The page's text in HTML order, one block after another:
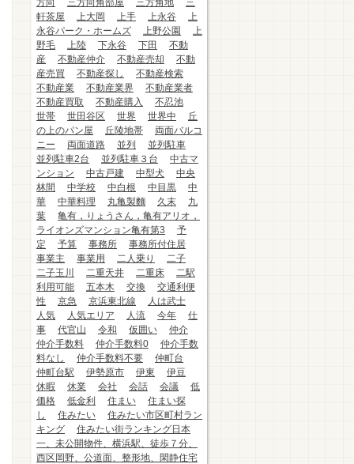
方向
三方向角部屋 三方角地
三
軒茶屋
上大岡 上手 上永谷
上
永谷パーク・ホームズ
上野公園
上
野毛
上陸 下永谷 下田
不動
産
不動産仲介 不動産売却
不動
産売買
不動産探し
不動産検索
不動産業
不動産業界
不動産業者
不動産買取
不動産購入
不忍池
世帯
世田谷区 世界 世界中
丘
の上のパン屋
丘陵地帯
両面バルコ
ニー
両面道路 並列
並列駐車
並列駐車2台
並列駐車３台
中古マ
ンション
中古戸建 中型犬
中央
林間
中学校 中白根 中目黒
中
華
中華料理 丸亀製麵 久末
九
葉
亀有，りょうさん，亀有アリオ，
ライオンズマンション亀有第3
予
定
予算 事務所
事務所付住居
事業主
事業用 二人乗り
二子
二子玉川
二重天井 二重床
二駅
利用可能
五本木 交換
交通利便
性
京急 京浜東北線
人は武士
人気
人気エリア 人流 今年
仕
事
代官山 令和 仮囲い
仲介
仲介手数料
仲介手数料0
仲介手数
料なし
仲介手数料不要
仲町台
仲町台駅
伊勢原市 伊東
伊豆
休暇
休業 会社 会話 会議
低
価格
低金利 住まい
住まい探
し
住みたい
住みたい市区町村ラン
キング
住みたい街ランキング日本
一、未公開物件、横浜駅、徒歩７分、
西区岡野、公道面、整形地、閑静住宅